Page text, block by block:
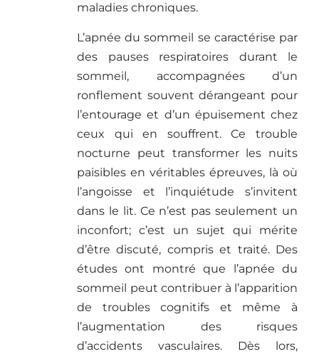
maladies chroniques.
L’apnée du sommeil se caractérise par
des pauses respiratoires durant le
sommeil, accompagnées d’un
ronflement souvent dérangeant pour
l’entourage et d’un épuisement chez
ceux qui en souffrent. Ce trouble
nocturne peut transformer les nuits
paisibles en véritables épreuves, là où
l’angoisse et l’inquiétude s’invitent
dans le lit. Ce n’est pas seulement un
inconfort; c’est un sujet qui mérite
d’être discuté, compris et traité. Des
études ont montré que l’apnée du
sommeil peut contribuer à l’apparition
de troubles cognitifs et même à
l’augmentation des risques
d’accidents vasculaires. Dès lors,